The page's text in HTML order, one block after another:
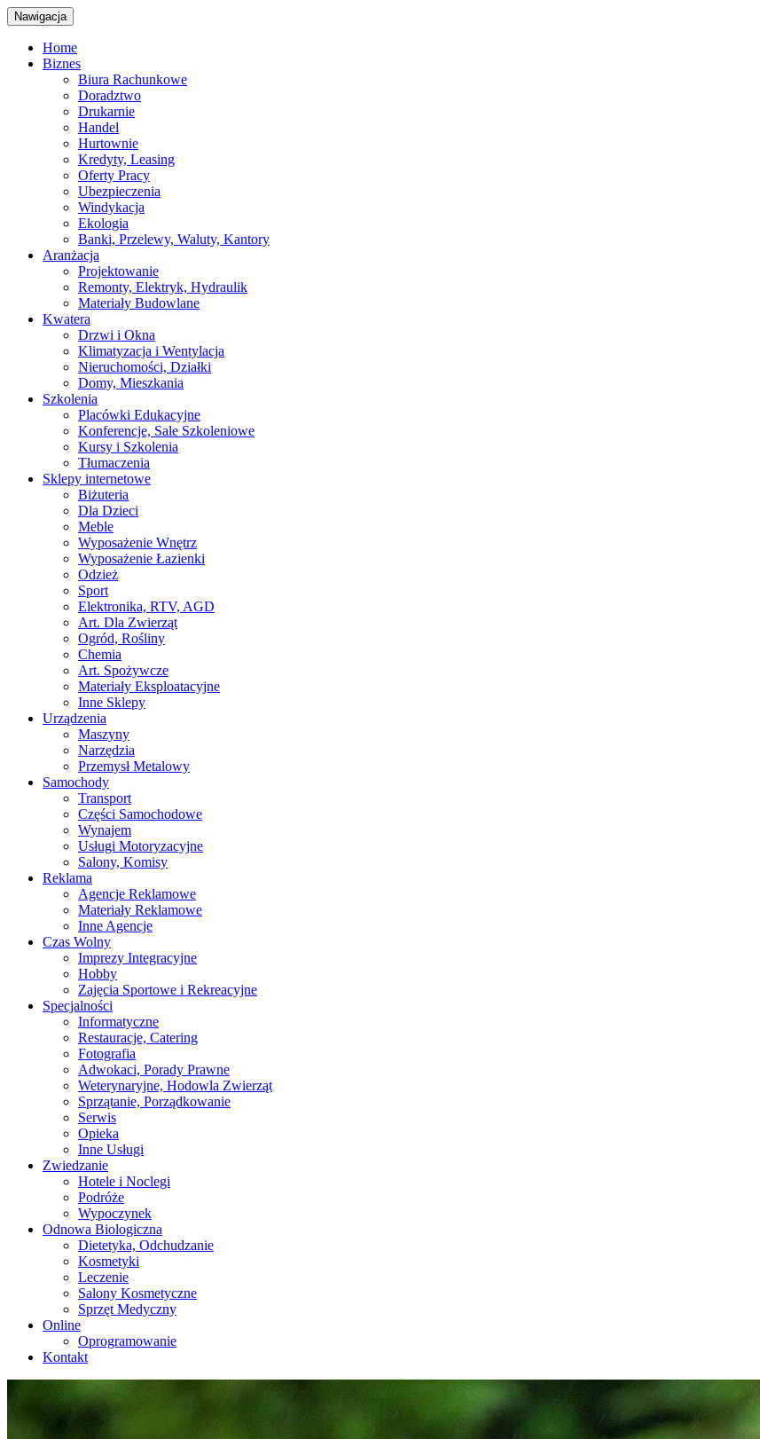
Nawigacja
Home
Biznes
Biura Rachunkowe
Doradztwo
Drukarnie
Handel
Hurtownie
Kredyty, Leasing
Oferty Pracy
Ubezpieczenia
Windykacja
Ekologia
Banki, Przelewy, Waluty, Kantory
Aranżacja
Projektowanie
Remonty, Elektryk, Hydraulik
Materiały Budowlane
Kwatera
Drzwi i Okna
Klimatyzacja i Wentylacja
Nieruchomości, Działki
Domy, Mieszkania
Szkolenia
Placówki Edukacyjne
Konferencje, Sale Szkoleniowe
Kursy i Szkolenia
Tłumaczenia
Sklepy internetowe
Biżuteria
Dla Dzieci
Meble
Wyposażenie Wnętrz
Wyposażenie Łazienki
Odzież
Sport
Elektronika, RTV, AGD
Art. Dla Zwierząt
Ogród, Rośliny
Chemia
Art. Spożywcze
Materiały Eksploatacyjne
Inne Sklepy
Urządzenia
Maszyny
Narzędzia
Przemysł Metalowy
Samochody
Transport
Części Samochodowe
Wynajem
Usługi Motoryzacyjne
Salony, Komisy
Reklama
Agencje Reklamowe
Materiały Reklamowe
Inne Agencje
Czas Wolny
Imprezy Integracyjne
Hobby
Zajęcia Sportowe i Rekreacyjne
Specjalności
Informatyczne
Restauracje, Catering
Fotografia
Adwokaci, Porady Prawne
Weterynaryjne, Hodowla Zwierząt
Sprzątanie, Porządkowanie
Serwis
Opieka
Inne Usługi
Zwiedzanie
Hotele i Noclegi
Podróże
Wypoczynek
Odnowa Biologiczna
Dietetyka, Odchudzanie
Kosmetyki
Leczenie
Salony Kosmetyczne
Sprzęt Medyczny
Online
Oprogramowanie
Kontakt